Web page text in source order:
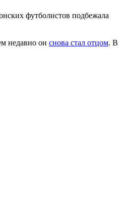
футболистов подбежала
недавно он снова стал отцом. В